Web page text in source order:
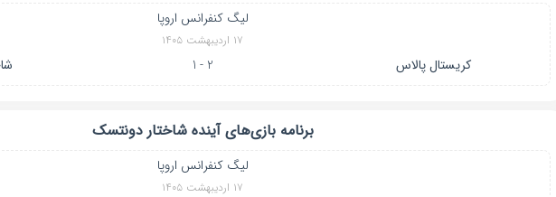
لیگ کنفرانس اروپا
۱۷ اردیبهشت ۱۴۰۵
کریستال پالاس 2 - 1
برنامه بازی‌های آیندهشاختار دونتسک
لیگ کنفرانس اروپا
۱۷ اردیبهشت ۱۴۰۵